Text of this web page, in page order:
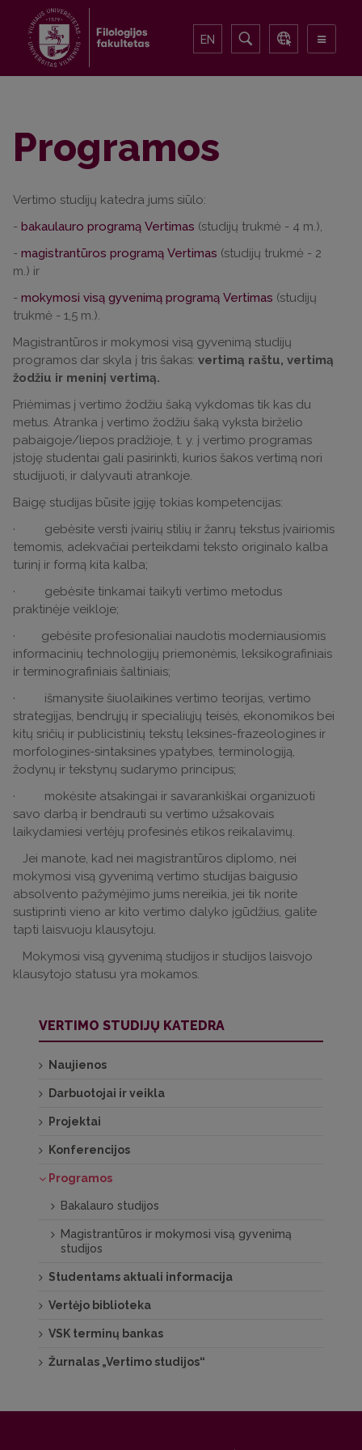
EN
Programos
Vertimo studijų katedra jums siūlo:
- bakaulauro programą Vertimas (studijų trukmė - 4 m.),
- magistrantūros programą Vertimas (studijų trukmė - 2
m.) ir
- mokymosi visą gyvenimą programą Vertimas (studijų
trukmė - 1,5 m.).
Magistrantūros ir mokymosi visą gyvenimą studijų
programos dar skyla į tris šakas: vertimą raštu, vertimą
žodžiu ir meninį vertimą.
Priėmimas į vertimo žodžiu šaką vykdomas tik kas du
metus. Atranka į vertimo žodžiu šaką vyksta birželio
pabaigoje/liepos pradžioje, t. y. į vertimo programas
įstoję studentai gali pasirinkti, kurios šakos vertimą nori
studijuoti, ir dalyvauti atrankoje.
Baigę studijas būsite įgiję tokias kompetencijas:
· gebėsite versti įvairių stilių ir žanrų tekstus įvairiomis
temomis, adekvačiai perteikdami teksto originalo kalba
turinį ir formą kita kalba;
· gebėsite tinkamai taikyti vertimo metodus
praktinėje veikloje;
· gebėsite profesionaliai naudotis moderniausiomis
informacinių technologijų priemonėmis, leksikografiniais
ir terminografiniais šaltiniais;
· išmanysite šiuolaikines vertimo teorijas, vertimo
strategijas, bendrųjų ir specialiųjų teisės, ekonomikos bei
kitų sričių ir publicistinių tekstų leksines-frazeologines ir
morfologines-sintaksines ypatybes, terminologiją,
žodynų ir tekstynų sudarymo principus;
· mokėsite atsakingai ir savarankiškai organizuoti
savo darbą ir bendrauti su vertimo užsakovais
laikydamiesi vertėjų profesinės etikos reikalavimų.
Jei manote, kad nei magistrantūros diplomo, nei
mokymosi visą gyvenimą vertimo studijas baigusio
absolvento pažymėjimo jums nereikia, jei tik norite
sustiprinti vieno ar kito vertimo dalyko įgūdžius, galite
tapti laisvuoju klausytoju.
Mokymosi visą gyvenimą studijos ir studijos laisvojo
klausytojo statusu yra mokamos.
VERTIMO STUDIJŲ KATEDRA
Naujienos
Darbuotojai ir veikla
Projektai
Konferencijos
Programos
Bakalauro studijos
Magistrantūros ir mokymosi visą gyvenimą
studijos
Studentams aktuali informacija
Vertėjo biblioteka
VSK terminų bankas
Žurnalas „Vertimo studijos“